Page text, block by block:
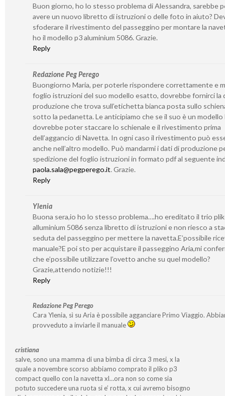
Buon giorno, ho lo stesso problema di Alessandra, sarebbe
avere un nuovo libretto di istruzioni o delle foto in aiuto?
sfoderare il rivestimento del passeggino per montare la
ho il modello p3 aluminium 5086. Grazie.
Reply
Redazione Peg Perego
Buongiorno Maria, per poterle rispondere correttamente e
foglio istruzioni del suo modello esatto, dovrebbe fornirci la
produzione che trova sull’etichetta bianca posta sullo
sotto la pedanetta. Le anticipiamo che se il suo è un modello
dovrebbe poter staccare lo schienale e il rivestimento prima
dell’aggancio di Navetta. In ogni caso il rivestimento può
anche nell’altro modello. Può mandarmi i dati di produzione
spedizione del foglio istruzioni in formato pdf al seguente
paola.sala@pegperego.it. Grazie.
Reply
Ylenia
Buona sera,io ho lo stesso problema….ho ereditato il trio
alluminium 5086 senza libretto di istruzioni e non riesco a
seduta del passeggino per mettere la navetta.E’possibile
manuale?E poi sto per acquistare il passeggino Aria,mi
che e’possibile utilizzare l’ovetto anche su quel modello?
Grazie,attendo notizie!!!
Reply
Redazione Peg Perego
Cara Ylenia, sì su Aria è possibile agganciare Primo Viaggio.
provveduto a inviarle il manuale
cristiana
salve, sono una mamma di una bimba di circa 3 mesi, x la
quale a novembre scorso abbiamo comprato il pliko p3
compact quello con la navetta xl…ora non so come sia
potuto succedere una ruota si e’ rotta, x cui avremo bisogno